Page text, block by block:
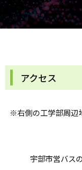
アクセス
※右側の工学部周辺
宇部市営バス